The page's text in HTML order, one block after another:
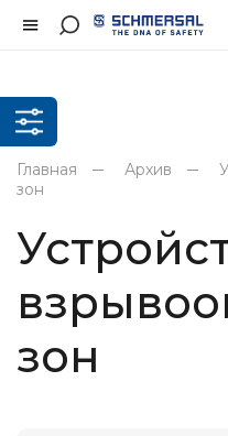
Главная Архив
зон
зон